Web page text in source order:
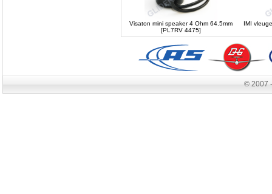
Visaton mini speaker 4 Ohm 64.5mm
[PL7RV 4475]
IMI
© 2007